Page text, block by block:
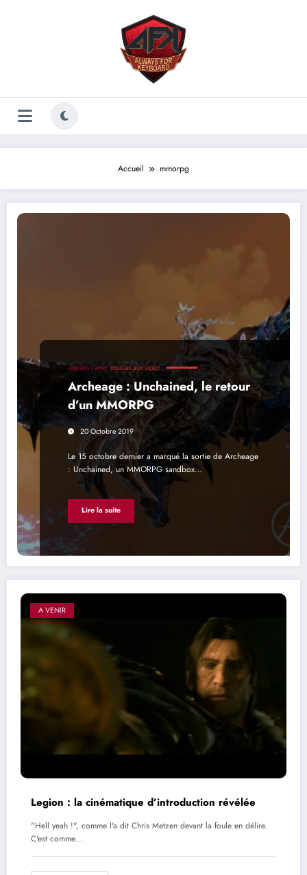
Accueil mmorpg
MMORPG / MMO TOUS LES JEUX VIDÉO
Archeage : Unchained, le retour
d’un MMORPG
20 Octobre 2019
Le 15 octobre dernier a marqué la sortie de Archeage
: Unchained, un MMORPG sandbox…
Lire la suite
A VENIR
Legion : la cinématique d’introduction révélée
"Hell yeah !", comme l'a dit Chris Metzen devant la foule en délire.
C'est comme…